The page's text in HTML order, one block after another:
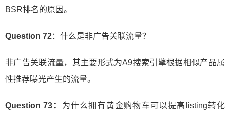
BSR排名的原因。
Question 72：什么是非广告关联流量？
非广告关联流量，其主要形式为A9搜索引擎根据相似产品属
性推荐曝光产生的流量。
Question 73： 为什么拥有黄金购物车可以提高listing转化